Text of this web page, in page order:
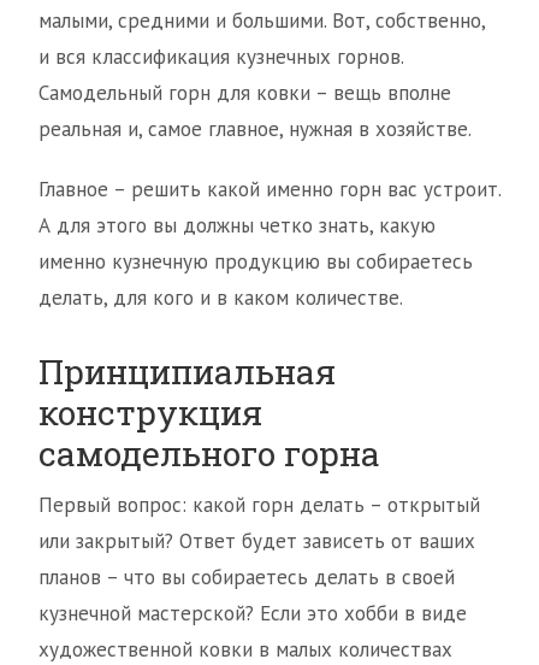
малыми, средними и большими. Вот, собственно,
и вся классификация кузнечных горнов.
Самодельный горн для ковки – вещь вполне
реальная и, самое главное, нужная в хозяйстве.
Главное – решить какой именно горн вас устроит.
А для этого вы должны четко знать, какую
именно кузнечную продукцию вы собираетесь
делать, для кого и в каком количестве.
Принципиальная
конструкция
самодельного горна
Первый вопрос: какой горн делать – открытый
или закрытый? Ответ будет зависеть от ваших
планов – что вы собираетесь делать в своей
кузнечной мастерской? Если это хобби в виде
художественной ковки в малых количествах